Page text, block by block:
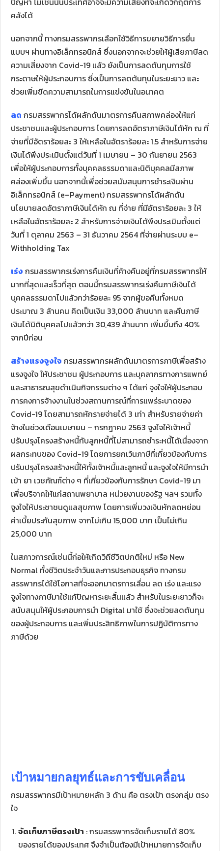
คลังได้
นอกจากนี้ ทางกรมสรรพากรเลือกใช้วิธีการขยายวิธีการยื่น
แบบฯ ผ่านทางอิเล็กทรอนิกส์ ซึ่งนอกจากจะช่วยให้ผู้เสียภาษีลด
ความเสี่ยงจาก Covid-19 แล้ว ยังเป็นการลดต้นทุนการใช้
กระดาษให้ผู้ประกอบการ ซึ่งเป็นการลดต้นทุนในระยะยาว และ
ช่วยเพิ่มขีดความสามารถในการแข่งขันในอนาคต
ลด กรมสรรพากรได้ผลักดันมาตรการคืนสภาพคล่องให้แก่
ประชาชนและผู้ประกอบการ โดยการลดอัตราภาษีเงินได้หัก ณ ที่
จ่ายที่มีอัตราร้อยละ 3 ให้เหลือในอัตราร้อยละ 1.5 สำหรับการจ่าย
เงินได้พึงประเมินตั้งแต่วันที่ 1 เมษายน – 30 กันยายน 2563
เพื่อให้ผู้ประกอบการทั้งบุคคลธรรมดาและนิติบุคคลมีสภาพ
คล่องเพิ่มขึ้น นอกจากนี้เพื่อช่วยสนับสนุนการชำระเงินผ่าน
อิเล็กทรอนิกส์ (e–Payment) กรมสรรพากรได้ผลักดัน
นโยบายลดอัตราภาษีเงินได้หัก ณ ที่จ่าย ที่มีอัตราร้อยละ 3 ให้
เหลือในอัตราร้อยละ 2 สำหรับการจ่ายเงินได้พึงประเมินตั้งแต่
วันที่ 1 ตุลาคม 2563 – 31 ธันวาคม 2564 ที่จ่ายผ่านระบบ e–
Withholding Tax
เร่ง กรมสรรพากรเร่งการคืนเงินที่ค้างคืนอยู่ที่กรมสรรพากรให้
มากที่สุดและเร็วที่สุด ตอนนี้กรมสรรพากรเร่งคืนภาษีเงินได้
บุคคลธรรมดาไปแล้วกว่าร้อยละ 95 จากผู้ขอคืนทั้งหมด
ประมาณ 3 ล้านคน คิดเป็นเงิน 33,000 ล้านบาท และคืนภาษี
เงินได้นิติบุคคลไปแล้วกว่า 30,439 ล้านบาท เพิ่มขึ้นถึง 40%
จากปีก่อน
สร้างแรงจูงใจ กรมสรรพากรผลักดันมาตรการภาษีเพื่อสร้าง
แรงจูงใจ ให้ประชาชน ผู้ประกอบการ และบุคลากรทางการแพทย์
และสาธารณสุขดำเนินกิจกรรมต่าง ๆ ได้แก่ จูงใจให้ผู้ประกอบ
การคงการจ้างงานในช่วงสถานการณ์ที่การแพร่ระบาดของ
Covid-19 โดยสามารถหักรายจ่ายได้ 3 เท่า สำหรับรายจ่ายค่า
จ้างในช่วงเดือนเมษายน – กรกฎาคม 2563 จูงใจให้เจ้าหนี้
ปรับปรุงโครงสร้างหนี้กับลูกหนี้ที่ไม่สามารถชำระหนี้ได้เนื่องจาก
ผลกระทบของ Covid-19 โดยการยกเว้นภาษีที่เกี่ยวข้องกับการ
ปรับปรุงโครงสร้างหนี้ให้ทั้งเจ้าหนี้และลูกหนี้ และจูงใจให้มีการนำ
เข้า ยา เวชภัณฑ์ต่าง ๆ ที่เกี่ยวข้องกับการรักษา Covid-19 มา
เพื่อบริจาคให้แก่สถานพยาบาล หน่วยงานของรัฐ ฯลฯ รวมทั้ง
จูงใจให้ประชาชนดูแลสุขภาพ โดยการเพิ่มวงเงินหักลดหย่อน
ค่าเบี้ยประกันสุขภาพ จากไม่เกิน 15,000 บาท เป็นไม่เกิน
25,000 บาท
ในสภาวการณ์เช่นนี้ก่อให้เกิดวิถีชีวิตปกติใหม่ หรือ New
Normal ทั้งชีวิตประจำวันและการประกอบธุรกิจ ทางกรม
สรรพากรได้ใช้โอกาสที่จะออกมาตรการเลื่อน ลด เร่ง และแรง
จูงใจทางภาษีมาใช้แก้ปัญหาระยะสั้นแล้ว สำหรับในระยะยาวก็จะ
สนับสนุนให้ผู้ประกอบการนำ Digital มาใช้ ซึ่งจะช่วยลดต้นทุน
ของผู้ประกอบการ และเพิ่มประสิทธิภาพในการปฏิบัติการทาง
ภาษีด้วย
เป้าหมายกลยุทธ์และการขับเคลื่อน
กรมสรรพากรมีเป้าหมายหลัก 3 ด้าน คือ ตรงเป้า ตรงกลุ่ม ตรง
ใจ
จัดเก็บภาษีตรงเป้า : กรมสรรพากรจัดเก็บรายได้ 80%
ของรายได้ของประเทศ จึงจำเป็นต้องมีเป้าหมายการจัดเก็บ